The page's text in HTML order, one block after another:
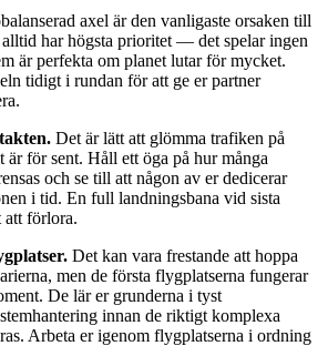
axel är den vanligaste orsaken till
har högsta prioritet — det spelar ingen
är perfekta om planet lutar för mycket.
tidigt i rundan för att ge er partner
Det är lätt att glömma trafiken på
är för sent. Håll ett öga på hur många
och se till att någon av er dedicerar
i tid. En full landningsbana vid sista
att förlora.
Det kan vara frestande att hoppa
men de första flygplatserna fungerar
De lär er grunderna i tyst
innan de riktigt komplexa
Arbeta er igenom flygplatserna i ordning